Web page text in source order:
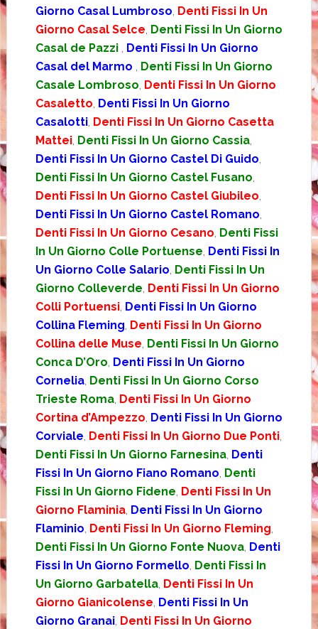
Giorno Casal Lumbroso Denti Fissi In Un
Giorno Casal Selce Denti Fissi In Un Giorno
Casal de Pazzi
Denti Fissi In Un Giorno
Casal del Marmo
Denti Fissi In Un Giorno
Casale Lombroso Denti Fissi In Un Giorno
Casaletto Denti Fissi In Un Giorno
Casalotti, Denti Fissi In Un Giorno Casetta
Mattei, Denti Fissi In Un Giorno Cassia,
Denti Fissi In Un Giorno Castel Di Guido
Denti Fissi In Un Giorno Castel Fusano
Denti Fissi In Un Giorno Castel Giubileo
Denti Fissi In Un Giorno Castel Romano
Denti Fissi In Un Giorno Cesano Denti Fissi
In Un Giorno Colle Portuense Denti Fissi In
Un Giorno Colle Salario Denti Fissi In Un
Giorno Colleverde Denti Fissi In Un Giorno
Colli Portuensi, Denti Fissi In Un Giorno
Collina Fleming Denti Fissi In Un Giorno
Collina delle Muse Denti Fissi In Un Giorno
Conca D’Oro Denti Fissi In Un Giorno
Cornelia, Denti Fissi In Un Giorno Corso
Trieste Roma, Denti Fissi In Un Giorno
Cortina d’Ampezzo Denti Fissi In Un Giorno
Corviale Denti Fissi In Un Giorno Due Ponti,
Denti Fissi In Un Giorno Farnesina, Denti
Fissi In Un Giorno Fiano Romano Denti
Fissi In Un Giorno Fidene Denti Fissi In Un
Giorno Flaminia, Denti Fissi In Un Giorno
Flaminio Denti Fissi In Un Giorno Fleming
Denti Fissi In Un Giorno Fonte Nuova, Denti
Fissi In Un Giorno Formello Denti Fissi In
Un Giorno Garbatella, Denti Fissi In Un
Giorno Gianicolense Denti Fissi In Un
Giorno Granai, Denti Fissi In Un Giorno